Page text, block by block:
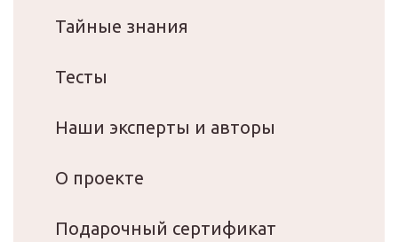
Тайные знания
Тесты
Наши эксперты и авторы
О проекте
Подарочный сертификат